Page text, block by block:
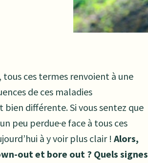
ces termes renvoient à une
de ces maladies
différente. Si vous sentez que
peu perdue·e face à tous ces
à y voir plus clair ! Alors,
out et bore out ? Quels signes